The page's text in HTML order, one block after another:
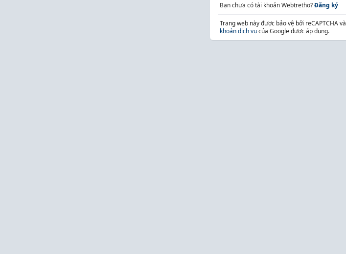
Bạn chưa có tài khoản Webtretho?Đăng ký
Trang web này được bảo vệ bởi reCAPTCHA và
khoản dịch vụcủa Google được áp dụng.